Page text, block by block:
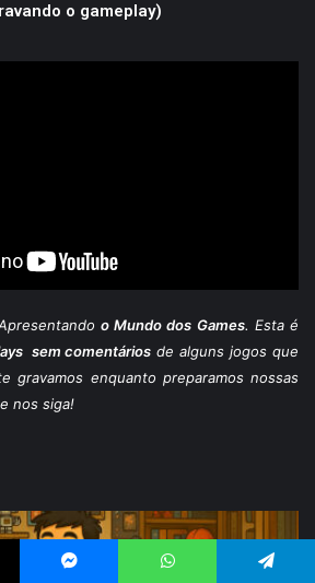
o gameplay)
o Mundo dos Games. Esta é
sem comentários de alguns jogos que
gravamos enquanto preparamos nossas
nos siga!